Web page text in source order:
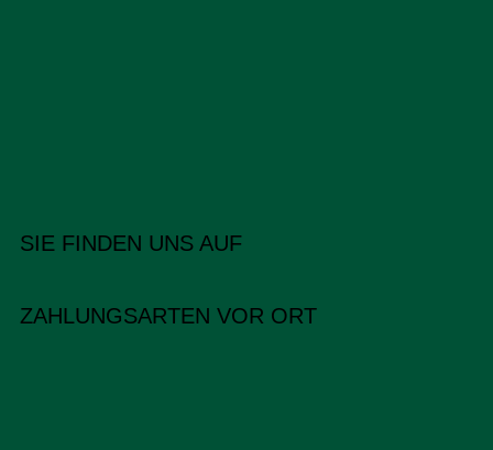
SIE FINDEN UNS AUF
ZAHLUNGSARTEN VOR ORT